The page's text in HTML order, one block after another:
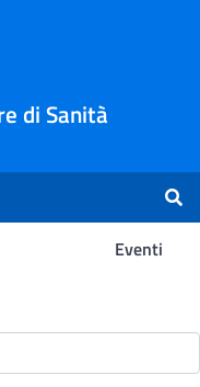
di Sanità
Eventi
-